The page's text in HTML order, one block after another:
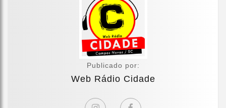
Publicado por:
Web Rádio Cidade